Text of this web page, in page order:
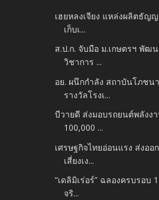
เฮยหลงเจียง แหล่งผลิตธัญ
เก็บเ...
ส.ป.ก. จับมือ ม.เกษตรฯ พัฒ
วิชาการ ...
อย. ผนึกกำลัง สถาบันโภชน
รางวัลโรงเ...
บีวายดี ส่งมอบรถยนต์พลังง
100,000 ...
เศรษฐกิจไทยอ่อนแรง ส่งออ
เสี่ยงเง...
“เดลิมิเร่อร์” ฉลองครบรอบ
จริ...